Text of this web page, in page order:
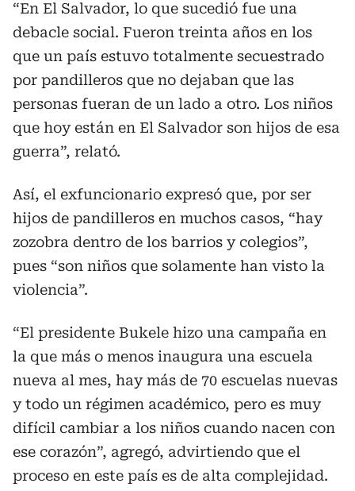
“En El Salvador, lo que sucedió fue una
debacle social. Fueron treinta años en los
que un país estuvo totalmente secuestrado
por pandilleros que no dejaban que las
personas fueran de un lado a otro. Los niños
que hoy están en El Salvador son hijos de esa
guerra”, relató.
Así, el exfuncionario expresó que, por ser
hijos de pandilleros en muchos casos, “hay
zozobra dentro de los barrios y colegios”,
pues “son niños que solamente han visto la
violencia”.
“El presidente Bukele hizo una campaña en
la que más o menos inaugura una escuela
nueva al mes, hay más de 70 escuelas nuevas
y todo un régimen académico, pero es muy
difícil cambiar a los niños cuando nacen con
ese corazón”, agregó, advirtiendo que el
proceso en este país es de alta complejidad.